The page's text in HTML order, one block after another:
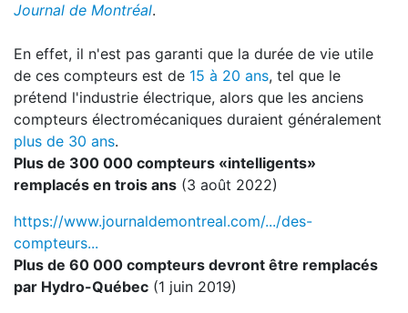
Journal de Montréal.
En effet, il n'est pas garanti que la durée de vie utile
de ces compteurs est de 15 à 20 ans, tel que le
prétend l'industrie électrique, alors que les anciens
compteurs électromécaniques duraient généralement
plus de 30 ans.
Plus de 300 000 compteurs «intelligents»
remplacés en trois ans (3 août 2022)
https://www.journaldemontreal.com/.../des-
compteurs...
Plus de 60 000 compteurs devront être remplacés
par Hydro-Québec (1 juin 2019)